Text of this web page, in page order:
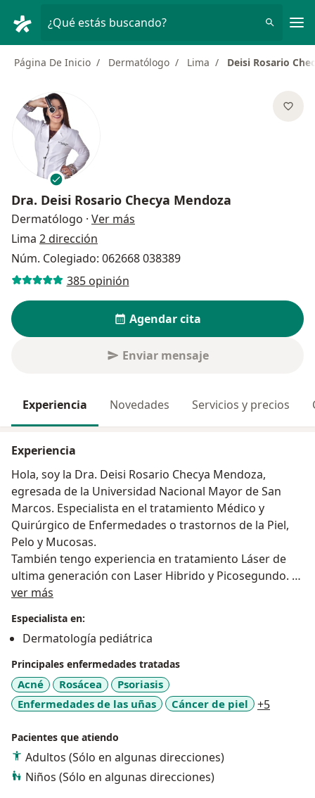
¿Qué estás buscando?
Página De Inicio Dermatólogo Lima Deisi Rosario
Dra. Deisi Rosario Checya Mendoza
Dermatólogo · Ver más
Lima 2 dirección
Núm. Colegiado: 062668 038389
385 opinión
Agendar cita
Enviar mensaje
Experiencia Novedades Servicios y precios
Experiencia
Hola, soy la Dra. Deisi Rosario Checya Mendoza,
egresada de la Universidad Nacional Mayor de San
Marcos. Especialista en el tratamiento Médico y
Quirúrgico de Enfermedades o trastornos de la Piel,
Pelo y Mucosas.
También tengo experiencia en tratamiento Láser de
ultima generación con Laser Hibrido y Picosegundo.
Durante su Consulta Dermatológica experimentara un
formas de prevención de diferentes enfermedades
Dermatológicas en términos entendibles, siempre
dispuesta a resolver inquietudes o dudas que
presente para su Consulta Medica.
ver más
Especialista en:
Dermatología pediátrica
Principales enfermedades tratadas
Acné Rosácea
Psoriasis
Enfermedades de las uñas
Cáncer de piel +5
Pacientes que atiendo
Adultos (Sólo en algunas direcciones)
Niños (Sólo en algunas direcciones)